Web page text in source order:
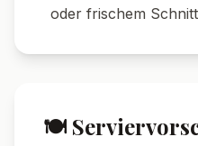
oder frischem
🍽️